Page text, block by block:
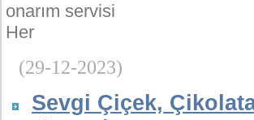
onarım servisi
Her
(29-12-2023)
Sevgi Çiçek,